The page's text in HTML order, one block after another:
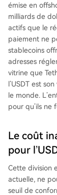
émise en
milliards de
actifs que le
paiement ne
stablecoins
adresses
vitrine que
l’USDT est
le monde.
pour qu’ils ne
Le coût
pour
Cette division
actuelle, ne
seuil de